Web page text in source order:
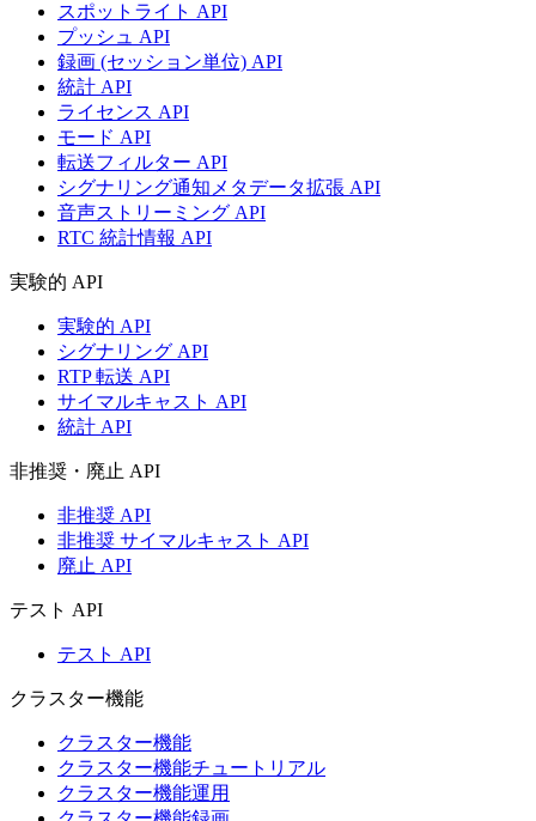
スポットライト API
プッシュ API
録画 (セッション単位) API
統計 API
ライセンス API
モード API
転送フィルター API
シグナリング通知メタデータ拡張 API
音声ストリーミング API
RTC 統計情報 API
実験的 API
実験的 API
シグナリング API
RTP 転送 API
サイマルキャスト API
統計 API
非推奨・廃止 API
非推奨 API
非推奨 サイマルキャスト API
廃止 API
テスト API
テスト API
クラスター機能
クラスター機能
クラスター機能チュートリアル
クラスター機能運用